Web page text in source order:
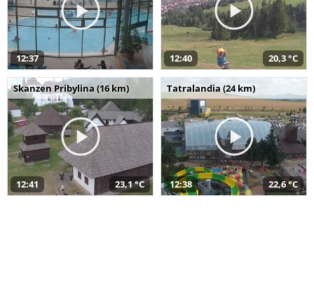
12:37 12:40 20,3 °C
Skanzen Pribylina (16 km)
12:41 23,1 °C
Tatralandia (24 km)
12:38 22,6 °C